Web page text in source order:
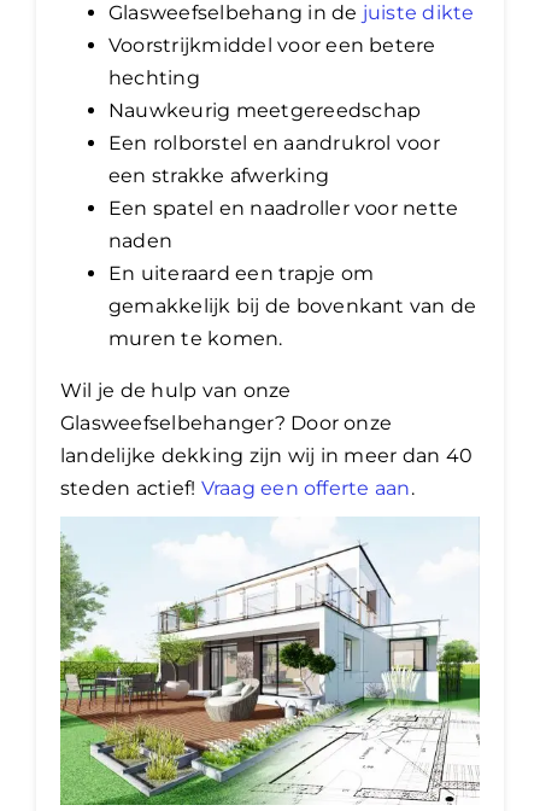
Glasweefselbehang in de juiste dikte
Voorstrijkmiddel voor een betere
hechting
Nauwkeurig meetgereedschap
Een rolborstel en aandrukrol voor
een strakke afwerking
Een spatel en naadroller voor nette
naden
En uiteraard een trapje om
gemakkelijk bij de bovenkant van de
muren te komen.
Wil je de hulp van onze
Glasweefselbehanger? Door onze
landelijke dekking zijn wij in meer dan 40
steden actief! Vraag een offerte aan.